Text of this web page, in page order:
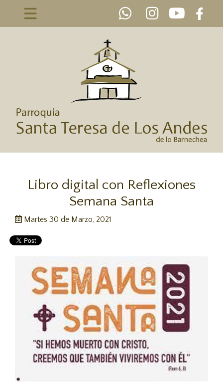
Libro digital con Reflexiones
Semana Santa
Martes 30 de Marzo, 2021